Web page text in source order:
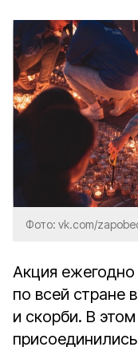
Фото: vk.com/
Акция ежегодно
по всей стране
и скорби. В